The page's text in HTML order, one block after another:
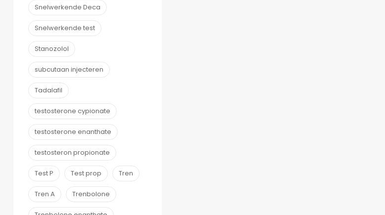
Snelwerkende Deca
Snelwerkende test
Stanozolol
subcutaan injecteren
Tadalafil
testosterone cypionate
testosterone enanthate
testosteron propionate
Test P Test prop Tren
Tren A Trenbolone